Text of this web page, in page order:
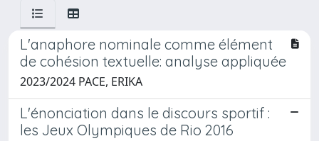
L'anaphore nominale comme élément
de cohésion textuelle: analyse appliquée
2023/2024 PACE, ERIKA
L'énonciation dans le discours sportif :
les Jeux Olympiques de Rio 2016